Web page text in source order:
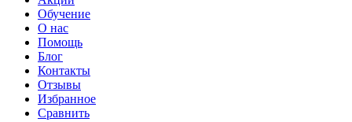
Обучение
О нас
Помощь
Блог
Контакты
Отзывы
Избранное
Сравнить